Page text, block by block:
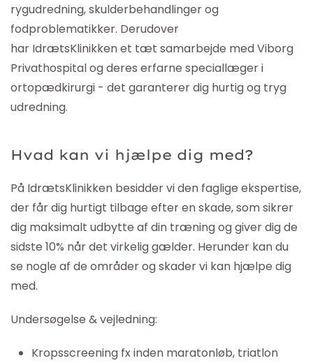
rygudredning, skulderbehandlinger og
fodproblematikker. Derudover
har IdrætsKlinikkenet tæt samarbejde med Viborg
Privathospital og deres erfarne speciallæger i
ortopædkirurgi - det garanterer dig hurtig og tryg
udredning.
Hvad kan vi hjælpe dig med?
På IdrætsKlinikken besidder vi den faglige ekspertise,
der får dig hurtigt tilbage efter en skade, som sikrer
dig maksimalt udbytte af din træning og giver dig de
sidste 10% når det virkelig gælder. Herunder kan du
se nogle af de områder og skader vi kan hjælpe dig
med.
Undersøgelse & vejledning:
Kropsscreening fx inden maratonløb, triatlon